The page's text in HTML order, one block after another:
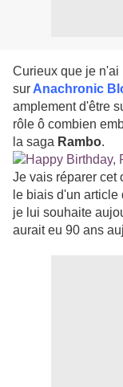
Curieux que je n'ai
sur Anachronic
amplement d'être
rôle ô combien
la saga Rambo.
Je vais réparer cet
le biais d'un
je lui souhaite
aurait eu 90 ans